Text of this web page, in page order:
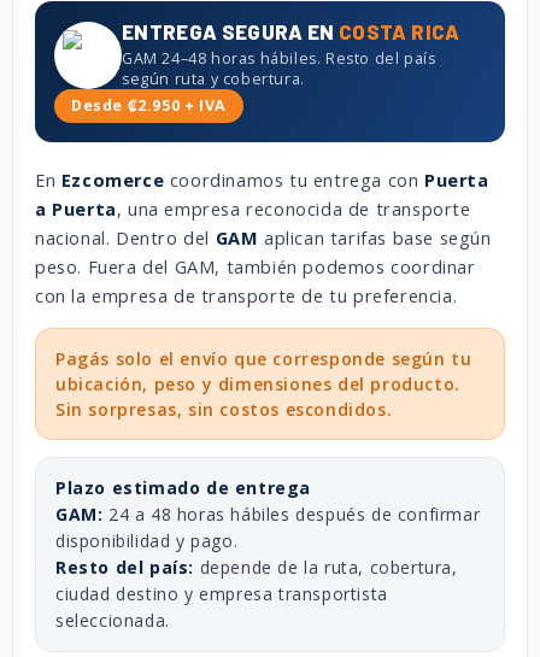
ENTREGA SEGURA EN COSTA RICA
GAM 24–48 horas hábiles. Resto del país
según ruta y cobertura.
Desde ₡2.950 + IVA
En Ezcomerce coordinamos tu entrega con Puerta
a Puerta, una empresa reconocida de transporte
nacional. Dentro del GAM aplican tarifas base según
peso. Fuera del GAM, también podemos coordinar
con la empresa de transporte de tu preferencia.
Pagás solo el envío que corresponde según tu
ubicación, peso y dimensiones del producto.
Sin sorpresas, sin costos escondidos.
Plazo estimado de entrega
GAM: 24 a 48 horas hábiles después de confirmar
disponibilidad y pago.
Resto del país: depende de la ruta, cobertura,
ciudad destino y empresa transportista
seleccionada.